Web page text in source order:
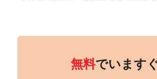
無料でいます